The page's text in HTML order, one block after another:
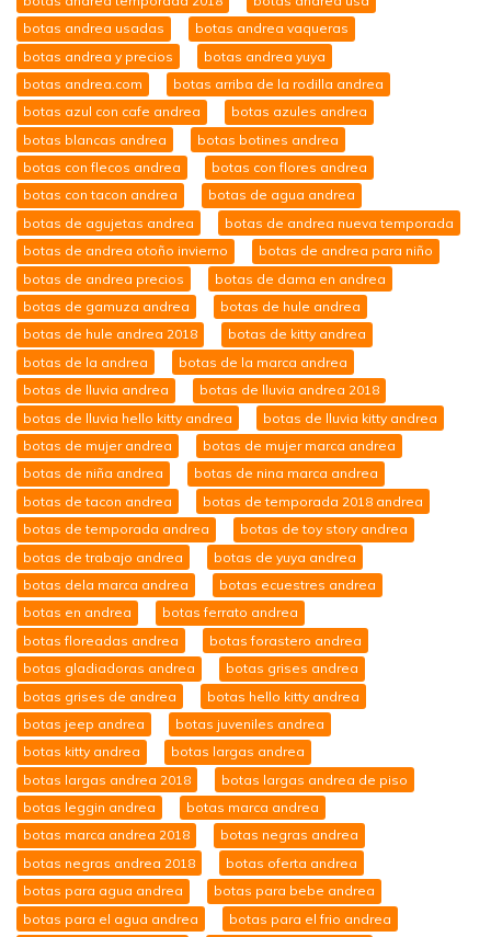
botas andrea usadas
botas andrea vaqueras
botas andrea y precios
botas andrea yuya
botas andrea.com
botas arriba de la rodilla andrea
botas azul con cafe andrea
botas azules andrea
botas blancas andrea
botas botines andrea
botas con flecos andrea
botas con flores andrea
botas con tacon andrea
botas de agua andrea
botas de agujetas andrea
botas de andrea nueva temporada
botas de andrea otoño invierno
botas de andrea para niño
botas de andrea precios
botas de dama en andrea
botas de gamuza andrea
botas de hule andrea
botas de hule andrea 2018
botas de kitty andrea
botas de la andrea
botas de la marca andrea
botas de lluvia andrea
botas de lluvia andrea 2018
botas de lluvia hello kitty andrea
botas de lluvia kitty andrea
botas de mujer andrea
botas de mujer marca andrea
botas de niña andrea
botas de nina marca andrea
botas de tacon andrea
botas de temporada 2018 andrea
botas de temporada andrea
botas de toy story andrea
botas de trabajo andrea
botas de yuya andrea
botas dela marca andrea
botas ecuestres andrea
botas en andrea
botas ferrato andrea
botas floreadas andrea
botas forastero andrea
botas gladiadoras andrea
botas grises andrea
botas grises de andrea
botas hello kitty andrea
botas jeep andrea
botas juveniles andrea
botas kitty andrea
botas largas andrea
botas largas andrea 2018
botas largas andrea de piso
botas leggin andrea
botas marca andrea
botas marca andrea 2018
botas negras andrea
botas negras andrea 2018
botas oferta andrea
botas para agua andrea
botas para bebe andrea
botas para el agua andrea
botas para el frio andrea